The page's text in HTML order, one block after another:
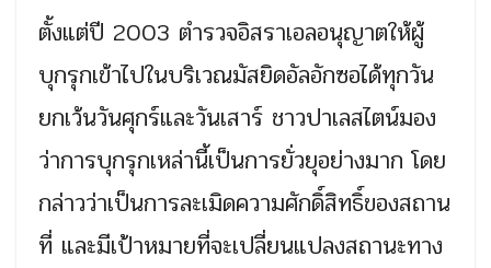
ตั้งแต่ปี 2003 ตำรวจอิสราเอลอนุญาตให้ผู้
บุกรุกเข้าไปในบริเวณมัสยิดอัลอักซอได้ทุกวัน
ยกเว้นวันศุกร์และวันเสาร์ ชาวปาเลสไตน์มอง
ว่าการบุกรุกเหล่านี้เป็นการยั่วยุอย่างมาก โดย
กล่าวว่าเป็นการละเมิดความศักดิ์สิทธิ์ของสถาน
ที่ และมีเป้าหมายที่จะเปลี่ยนแปลงสถานะทาง